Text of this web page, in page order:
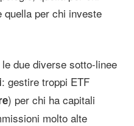
quella per chi investe
due diverse sotto-linee
: gestire troppi ETF
) per chi ha capitali
molto alte